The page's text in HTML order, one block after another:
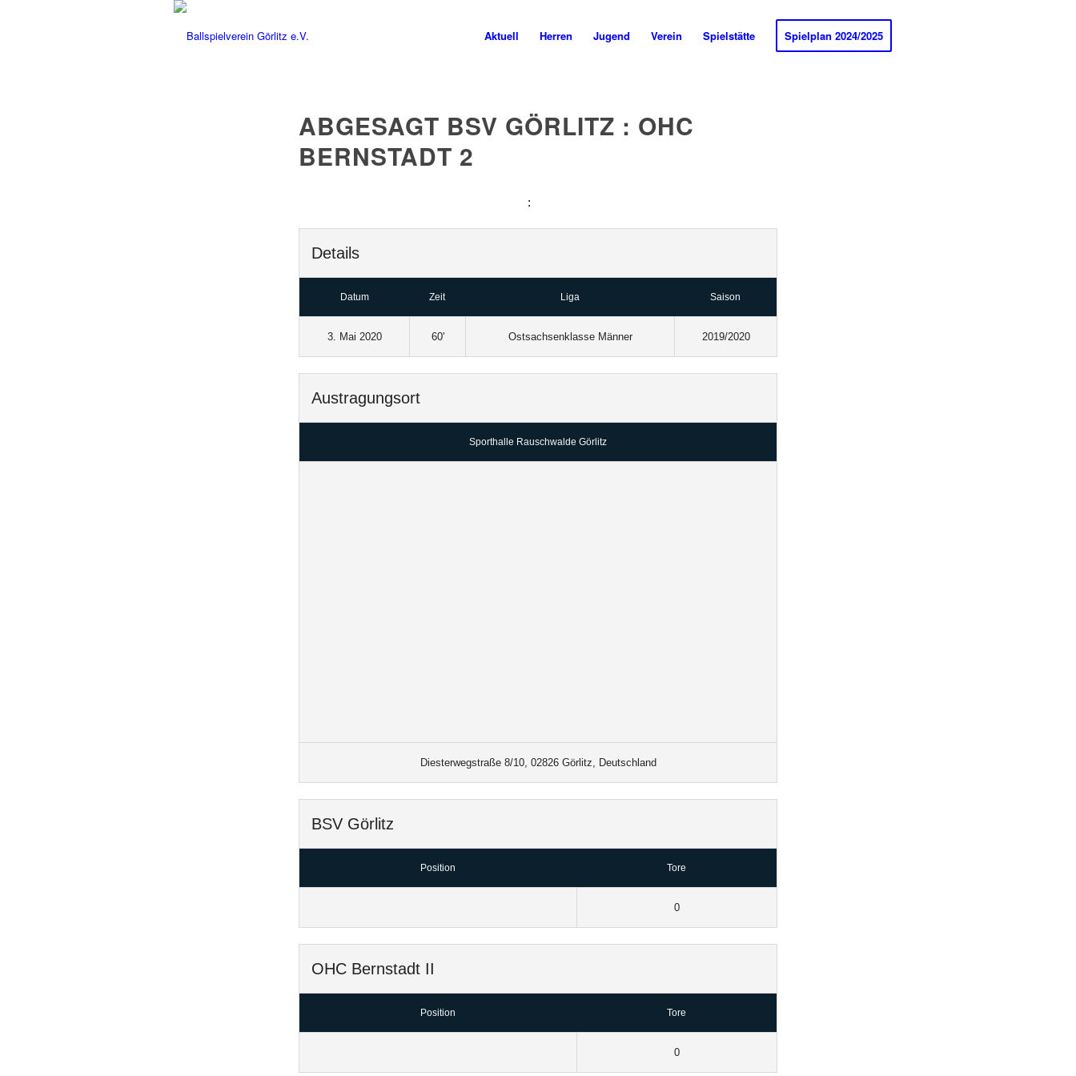
Aktuell Herren Jugend Verein Spielstätte Spielplan 2024/2025
ABGESAGT BSV GÖRLITZ : OHC
BERNSTADT 2
:
Details
Datum Zeit Liga Saison
3. Mai 2020 60' Ostsachsenklasse Männer 2019/2020
Austragungsort
Sporthalle Rauschwalde Görlitz
Diesterwegstraße 8/10, 02826 Görlitz, Deutschland
BSV Görlitz
Position Tore
0
OHC Bernstadt II
Position Tore
0